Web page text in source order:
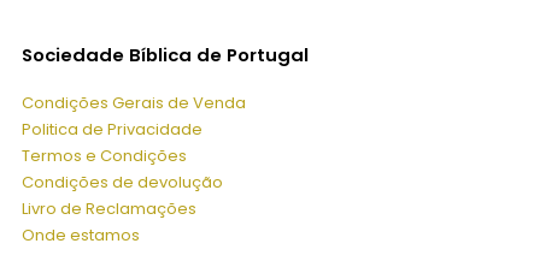
Sociedade Bíblica de Portugal
Condições Gerais de Venda
Politica de Privacidade
Termos e Condições
Condições de devolução
Livro de Reclamações
Onde estamos